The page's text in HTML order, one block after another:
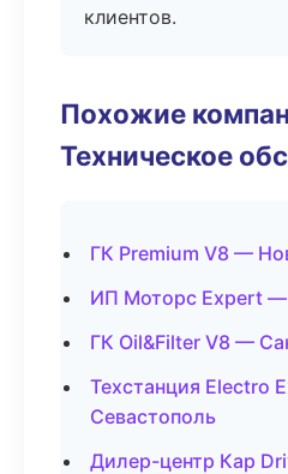
клиентов.
Похожие
Техническое
ГК Premium V8 —
ИП Моторс Expert
ГК Oil&Filter V8 —
Техстанция Electro
Севастополь
Дилер-центр Кар